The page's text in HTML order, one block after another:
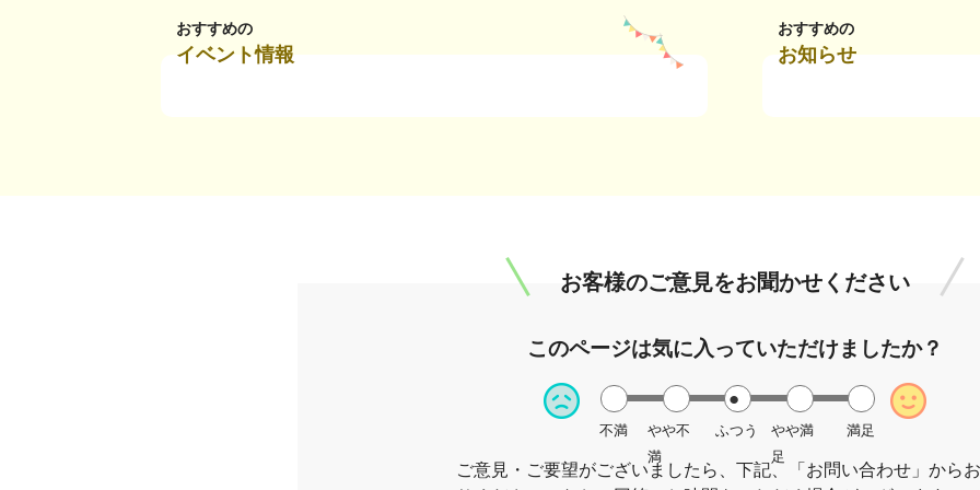
おすすめの
イベント情報
おすすめの
お知らせ
お客様のご意見をお聞かせください
このページは気に入っていただけましたか？
不満
やや不
満
ふつう
やや満
足
満足
ご意見・ご要望がございましたら、下記、「お問い合わせ」から